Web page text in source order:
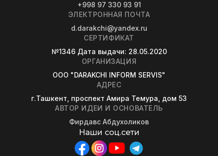
+998 97 330 93 91
ЭЛЕКТРОННАЯ ПОЧТА
d.darakchi@yandex.ru
СЕРТИФИКАТ
№1346 Дата выдачи: 28.05.2020
ОРГАНИЗАЦИЯ
OOO "DARAKCHI INFORM SERVIS"
АДРЕС
г.Ташкент, проспект Амира Темура, дом 53
АВТОР ИДЕИ И ОСНОВАТЕЛЬ
Фирдавс Абдухоликов
Наши соц.сети